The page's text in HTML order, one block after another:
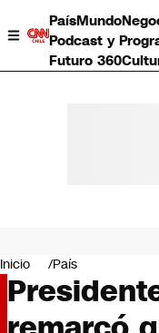
PaísMundo
Podcast y
Futuro 360
Negocios
Deportes
Programas
Cultura
Inicio País